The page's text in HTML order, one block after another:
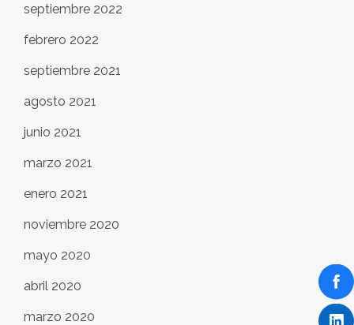
septiembre 2022
febrero 2022
septiembre 2021
agosto 2021
junio 2021
marzo 2021
enero 2021
noviembre 2020
mayo 2020
abril 2020
marzo 2020